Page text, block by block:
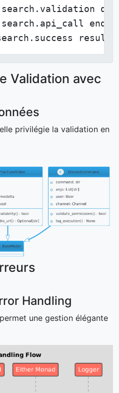
Validation avec
privilégie la validation en
Handling
une gestion élégante